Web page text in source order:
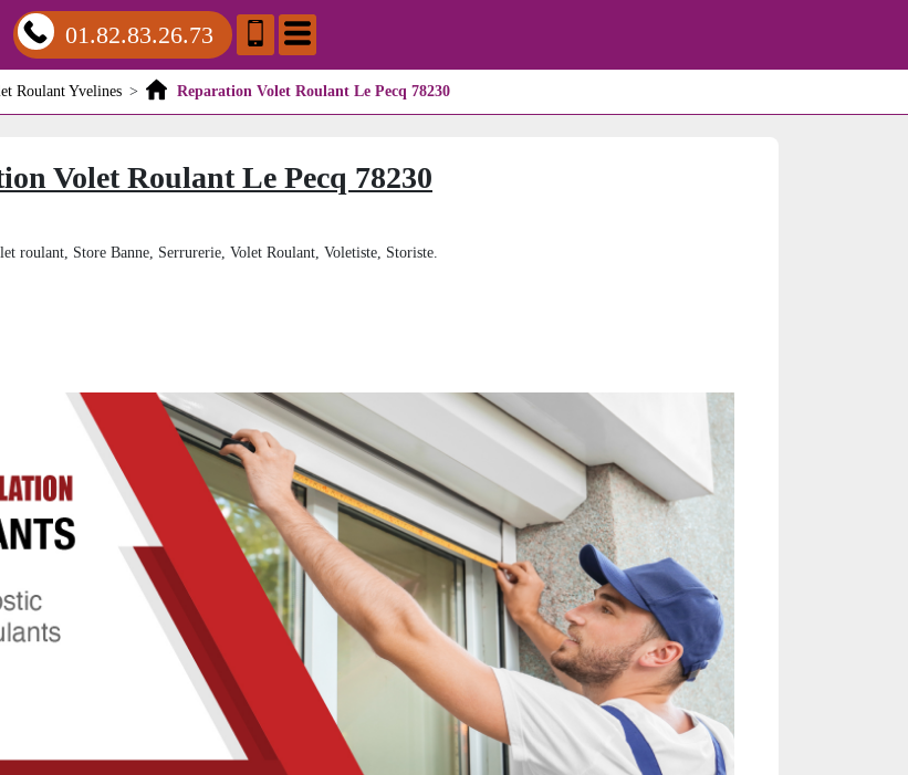
01.82.83.26.73
Roulant Yvelines > Reparation Volet Roulant Le Pecq 78230
Volet Roulant Le Pecq 78230
roulant, Store Banne, Serrurerie, Volet Roulant, Voletiste, Storiste.